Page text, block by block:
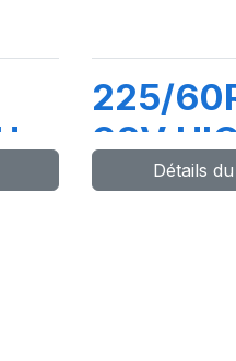
225/
98V
Détails